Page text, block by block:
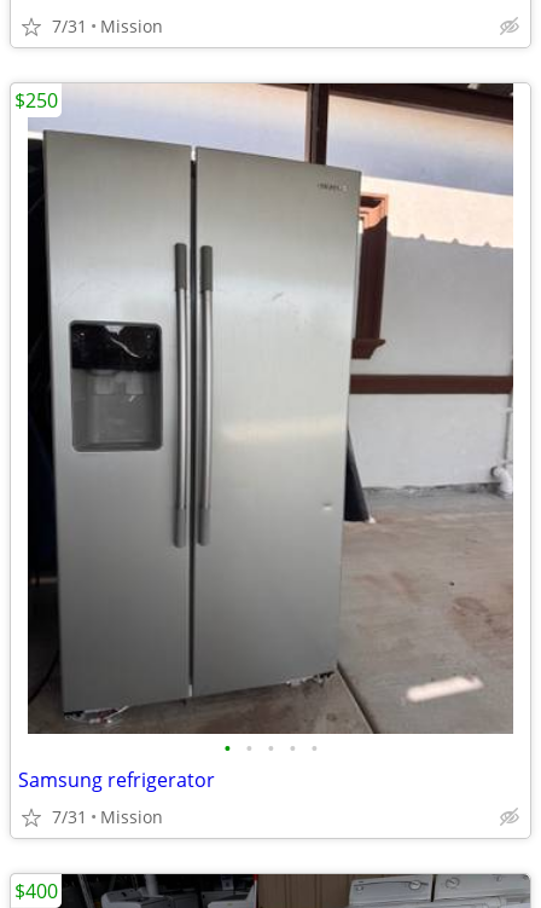
7/31 Mission
• • • • •
Samsung refrigerator
7/31 Mission
$250
$400